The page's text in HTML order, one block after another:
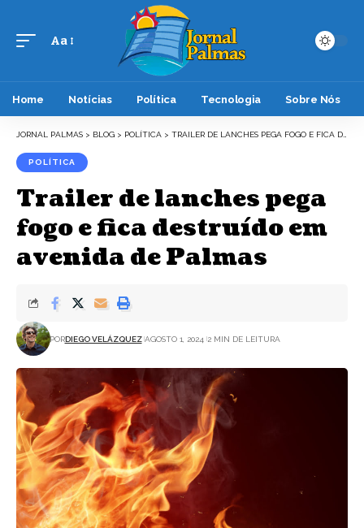
Font
Aa
Home Notícias Política Tecnologia Sobre Nós
JORNAL PALMAS > BLOG > POLÍTICA > TRAILER DE LANCHES PEGA FOGO E FICA DESTRUÍDO EM AVENIDA DE PALMAS
POLÍTICA
Trailer de lanches pega
fogo e fica destruído em
avenida de Palmas
PORDIEGO VELÁZQUEZ AGOSTO 1, 2024 2 MIN DE LEITURA